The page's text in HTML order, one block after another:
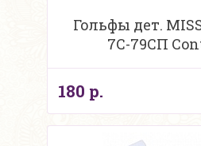
Гольфы дет.
7С-79СП
180 р.